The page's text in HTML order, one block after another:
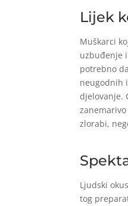
Lijek
Muškarci
uzbuđenje
potrebno
neugodnih
djelovanje.
zlorabi,
Ljudski
tog